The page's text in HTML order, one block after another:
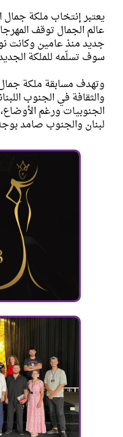
يعتبر إنتخاب ملكة جمال
جديد منذ عامين وكانت
سوف تسلّمه للملكة الجديدة في ٢٦
وتهدف مسابقة ملكة
والثقافة في الجنوب
الجنوبيات ورغم
لبنان والجنوب صامد